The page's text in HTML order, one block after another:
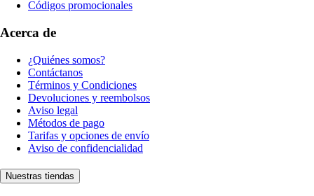
Códigos promocionales
Acerca de
¿Quiénes somos?
Contáctanos
Términos y Condiciones
Devoluciones y reembolsos
Aviso legal
Métodos de pago
Tarifas y opciones de envío
Aviso de confidencialidad
Nuestras tiendas